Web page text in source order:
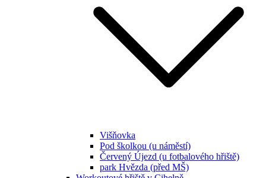
Višňovka
Pod školkou (u náměstí)
Červený Újezd (u fotbalového hřiště)
park Hvězda (před MŠ)